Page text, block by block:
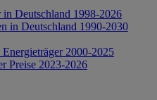
in Deutschland 1998-2026
in Deutschland 1990-2030
2000-2025
Preise 2023-2026